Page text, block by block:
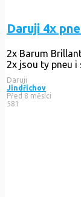
Daruji 4x
2x Barum
2x jsou ty pneu i
Daruji
Jindřichov
Před 8 měsíci
581